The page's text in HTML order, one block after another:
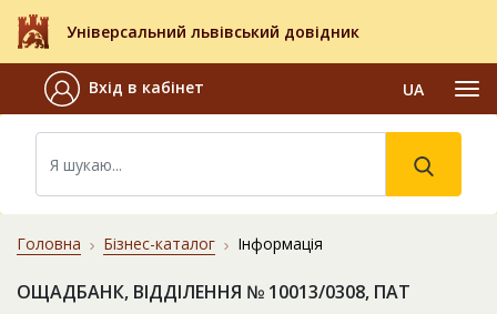
Універсальний львівський довідник
Вхід в кабінет UA
Головна Бізнес-каталог Інформація
ОЩАДБАНК, ВІДДІЛЕННЯ № 10013/0308, ПАТ